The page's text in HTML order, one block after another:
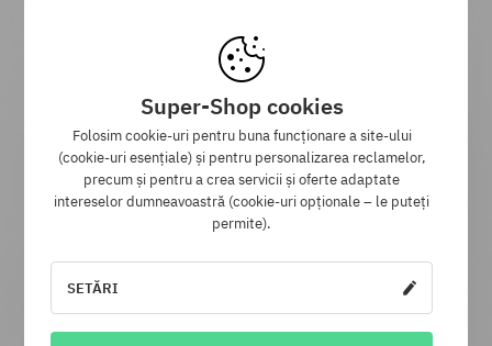
Super-Shop cookies
Folosim cookie-uri pentru buna funcționare a site-ului
(cookie-uri esențiale) și pentru personalizarea reclamelor,
precum și pentru a crea servicii și oferte adaptate
intereselor dumneavoastră (cookie-uri opționale – le puteți
permite).
SETĂRI